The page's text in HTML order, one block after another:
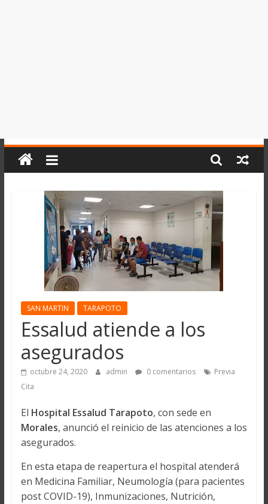
SAN MARTIN TARAPOTO
Essalud atiende a los
asegurados
octubre 24, 2020 admin 0 comentarios
Previa
Cita
El Hospital Essalud Tarapoto, con sede en
Morales, anunció el reinicio de las atenciones a los
asegurados.
En esta etapa de reapertura el hospital atenderá
en Medicina Familiar, Neumología (para pacientes
post COVID-19), Inmunizaciones, Nutrición,